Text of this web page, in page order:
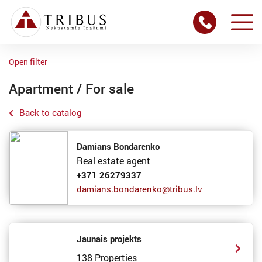
Open filter
Apartment / For sale
Back to catalog
Damians Bondarenko
Real estate agent
+371 26279337
damians.bondarenko@tribus.lv
Jaunais projekts
138 Properties